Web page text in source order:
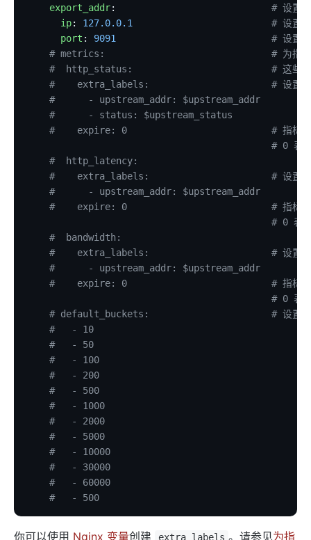
serverless
azure-functions
openwhisk
aws-lambda
openfunction
Other protocols
mqtt-proxy
kafka-proxy
http-dubbo
Admin API
Control API
Status API
Apache APISIX Dashboard
Development
Build development environment with Dev Containers
源码安装 APISIX
在 Mac 上构建开发环境
外部插件
wasm
The Implementation of Plugin Runner
    export_addr
: # 设置
      ip
: 127.0.0.1
# 设置
      port
: 9091
# 设置
# metrics:                              # 为指标
#  http_status:                         # 这些
#    extra_labels:                      # 设置
    #      - upstream_addr: $upstream_addr
    #      - status: $upstream_status
#    expire: 0                          # 指标的
# 0 表示
    #  http_latency:
#    extra_labels:                      # 设置
    #      - upstream_addr: $upstream_addr
#    expire: 0                          # 指标的
# 0 表示
    #  bandwidth:
#    extra_labels:                      # 设置
    #      - upstream_addr: $upstream_addr
#    expire: 0                          # 指标的
# 0 表示
# default_buckets:                      # 设置
    #   - 10
    #   - 50
    #   - 100
    #   - 200
    #   - 500
    #   - 1000
    #   - 2000
    #   - 5000
    #   - 10000
    #   - 30000
    #   - 60000
    #   - 500
你可以使用 Nginx 变量创建 extra_labels 。请参见为指